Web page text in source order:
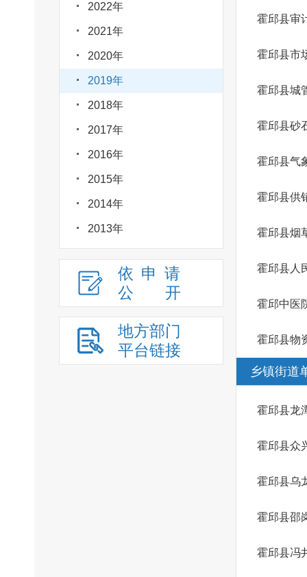
2022年
2021年
2020年
2019年
2018年
2017年
2016年
2015年
2014年
2013年
依申请
公
开
地方部门
平台链接
霍邱县审
霍邱县市
霍邱县城
霍邱县砂
霍邱县气
霍邱县供
霍邱县烟
霍邱县人
霍邱中医
霍邱县物
乡镇街道
霍邱县龙
霍邱县众
霍邱县乌
霍邱县邵
霍邱县冯